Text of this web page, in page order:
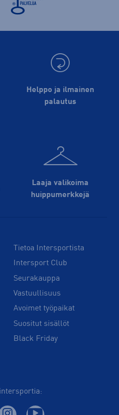
Helppo ja ilmainen
palautus
Laaja valikoima
huippu­merkkejä
Tietoa Intersportista
Intersport Club
Seurakauppa
Vastuullisuus
Avoimet työpaikat
Suositut sisällöt
Black Friday